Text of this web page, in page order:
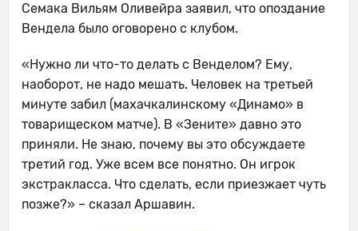
Семака Вильям Оливейра заявил, что опоздание
Вендела было оговорено с клубом.
«Нужно ли что-то делать с Венделом? Ему,
наоборот, не надо мешать. Человек на третьей
минуте забил (махачкалинскому «Динамо» в
товарищеском матче). В «Зените» давно это
приняли. Не знаю, почему вы это обсуждаете
третий год. Уже всем все понятно. Он игрок
экстракласса. Что сделать, если приезжает чуть
позже?» – сказал Аршавин.